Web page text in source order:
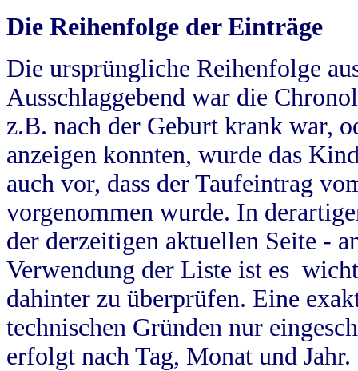
Die Reihenfolge der Einträge
Die ursprüngliche Reihenfolge
Ausschlaggebend war die
z.B. nach der Geburt krank war,
anzeigen konnten, wurde das
auch vor, dass der Taufeintrag
vorgenommen wurde. In
der derzeitigen aktuellen Seite -
Verwendung der Liste ist es
dahinter zu überprüfen. Eine
technischen Gründen nur
erfolgt nach Tag, Monat und Jahr.